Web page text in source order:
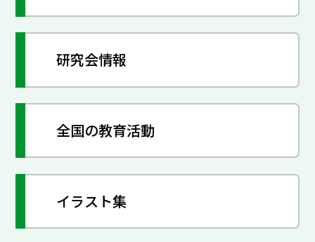
研究会情報
全国の教育活動
イラスト集